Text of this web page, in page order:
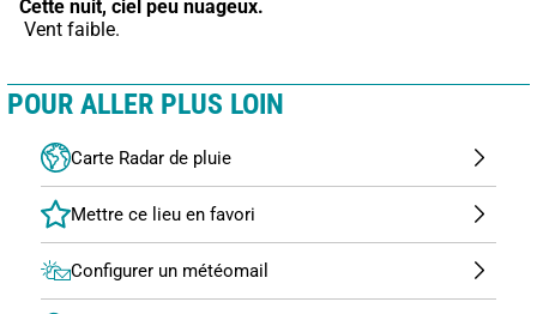
Cette nuit, ciel peu nuageux.
Vent faible.
POUR ALLER PLUS LOIN
Carte Radar de pluie
Configurer un météomail